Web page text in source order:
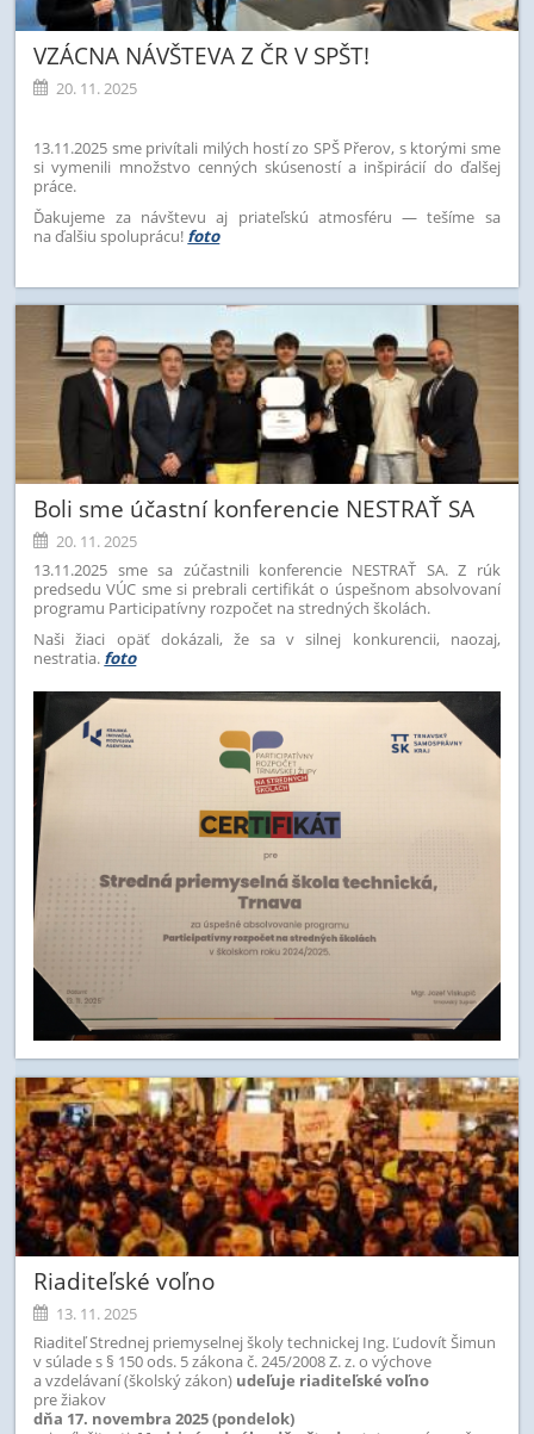
VZÁCNA NÁVŠTEVA Z ČR V SPŠT!
20. 11. 2025
13.11.2025 sme privítali milých hostí zo SPŠ Přerov, s ktorými sme
si vymenili množstvo cenných skúseností a inšpirácií do ďalšej
práce.
Ďakujeme za návštevu aj priateľskú atmosféru — tešíme sa
na ďalšiu spoluprácu! foto
Boli sme účastní konferencie NESTRAŤ SA
20. 11. 2025
13.11.2025 sme sa zúčastnili konferencie NESTRAŤ SA. Z rúk
predsedu VÚC sme si prebrali certifikát o úspešnom absolvovaní
programu Participatívny rozpočet na stredných školách.
Naši žiaci opäť dokázali, že sa v silnej konkurencii, naozaj,
nestratia. foto
Riaditeľské voľno
13. 11. 2025
Riaditeľ Strednej priemyselnej školy technickej Ing. Ľudovít Šimun
vsúlade s § 150 ods. 5 zákona č. 245/2008 Z. z. o výchove
a vzdelávaní (školský zákon) udeľuje riaditeľské voľno
pre žiakov
dňa 17. novembra 2025 (pondelok)